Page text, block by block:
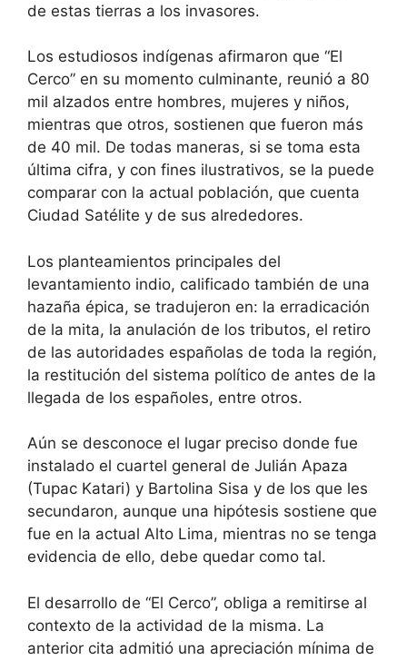
de estas tierras a los invasores.
Los estudiosos indígenas afirmaron que “El
Cerco” en su momento culminante, reunió a 80
mil alzados entre hombres, mujeres y niños,
mientras que otros, sostienen que fueron más
de 40 mil. De todas maneras, si se toma esta
última cifra, y con fines ilustrativos, se la puede
comparar con la actual población, que cuenta
Ciudad Satélite y de sus alrededores.
Los planteamientos principales del
levantamiento indio, calificado también de una
hazaña épica, se tradujeron en: la erradicación
de la mita, la anulación de los tributos, el retiro
de las autoridades españolas de toda la región,
la restitución del sistema político de antes de la
llegada de los españoles, entre otros.
Aún se desconoce el lugar preciso donde fue
instalado el cuartel general de Julián Apaza
(Tupac Katari) y Bartolina Sisa y de los que les
secundaron, aunque una hipótesis sostiene que
fue en la actual Alto Lima, mientras no se tenga
evidencia de ello, debe quedar como tal.
El desarrollo de “El Cerco”, obliga a remitirse al
contexto de la actividad de la misma. La
anterior cita admitió una apreciación mínima de